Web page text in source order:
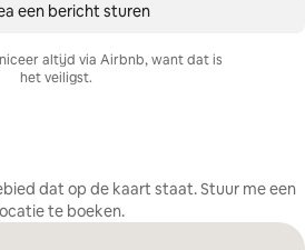
een bericht sturen
altijd via Airbnb, want dat is
het veiligst.
dat op de kaart staat. Stuur me een
te boeken.